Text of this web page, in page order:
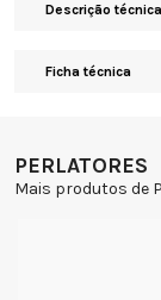
Descrição técnica
Ficha técnica
PERLATORES
Mais produtos de